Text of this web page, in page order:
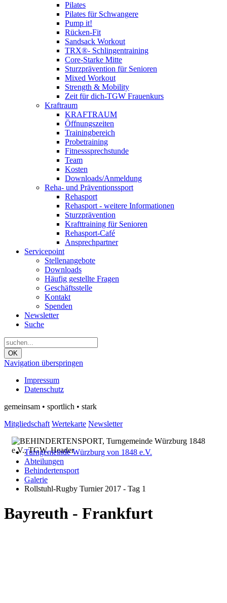
Pilates
Pilates für Schwangere
Pump it!
Rücken-Fit
Sandsack Workout
TRX®- Schlingentraining
Core-Starke Mitte
Sturzprävention für Senioren
Mixed Workout
Strength & Mobility
Zeit für dich-TGW Frauenkurs
Kraftraum
KRAFTRAUM
Öffnungszeiten
Trainingbereich
Probetraining
Fitnesssprechstunde
Team
Kosten
Downloads/Anmeldung
Reha- und Präventionssport
Rehasport
Rehasport - weitere Informationen
Sturzprävention
Krafttraining für Senioren
Rehasport-Café
Ansprechpartner
Servicepoint
Stellenangebote
Downloads
Häufig gestellte Fragen
Geschäftsstelle
Kontakt
Spenden
Newsletter
Suche
OK
Navigation überspringen
Impressum
Datenschutz
gemeinsam • sportlich • stark
Mitgliedschaft Wertekarte Newsletter
Turngemeinde Würzburg von 1848 e.V.
Abteilungen
Behindertensport
Galerie
Rollstuhl-Rugby Turnier 2017 - Tag 1
Bayreuth - Frankfurt